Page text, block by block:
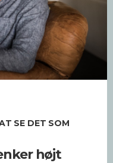
SE DET SOM
højt